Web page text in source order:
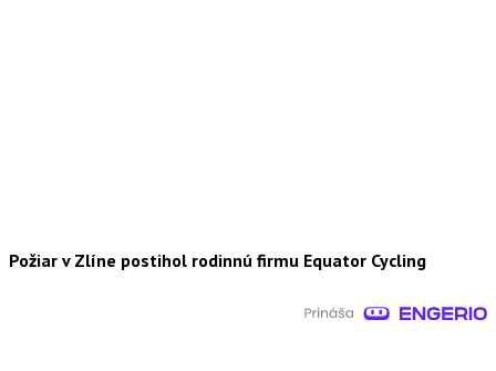
Požiar v Zlíne postihol rodinnú firmu Equator Cycling